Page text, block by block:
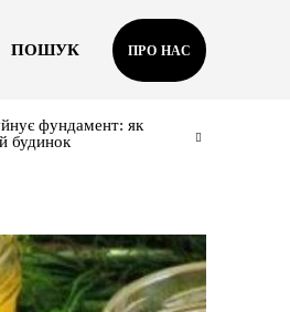
ПОШУК ПРО НАС
фундамент: як
будинок